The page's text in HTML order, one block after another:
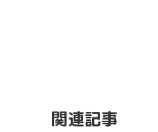
関連記事